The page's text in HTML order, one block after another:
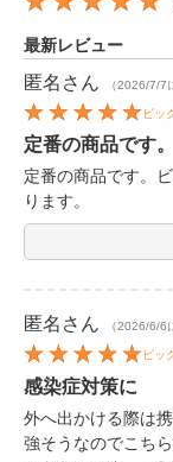
最新レビュー
匿名 さん （2026/7/7
ビッ
定番の商品です。
定番の商品です。
ります。
匿名 さん （2026/6/6
ビッ
感染症対策に
外へ出かける際は
強そうなのでこち